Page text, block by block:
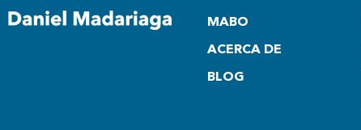
MABO
ACERCA DE
BLOG